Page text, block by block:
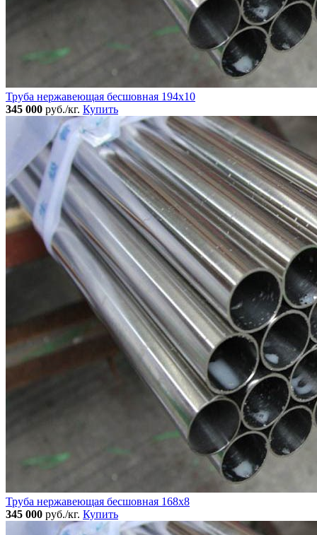
Труба нержавеющая бесшовная 194x10
345 000 руб./кг. Купить
Труба нержавеющая бесшовная 168x8
345 000 руб./кг. Купить